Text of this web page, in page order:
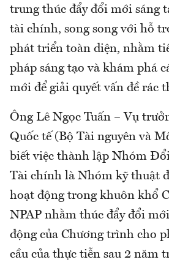
trung thúc đẩy đổi mới sáng
tài chính, song song với hỗ
phát triển toàn diện, nhằm
pháp sáng tạo và khám phá
mới để giải quyết vấn đề rác
Ông Lê Ngọc Tuấn – Vụ
Quốc tế (Bộ Tài nguyên và
biết việc thành lập Nhóm
Tài chính là Nhóm kỹ thuật
hoạt động trong khuôn khổ
NPAP nhằm thúc đẩy đổi
động của Chương trình cho
cầu của thực tiễn sau 2 năm